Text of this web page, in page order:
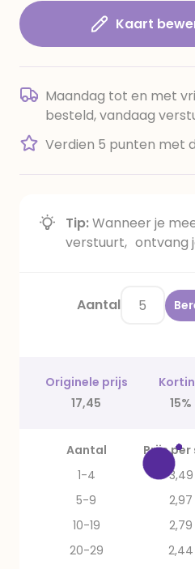
Kaart
Maandag tot en met
besteld, vandaag
Verdien 5 punten met
Tip:Wanneer je
verstuurt, ontvang
Aantal
Originele prijs
17,45
15%
Aantal Prijs per
1-4
3,49
5-9
2,97
10-19
2,79
20-29
2,44